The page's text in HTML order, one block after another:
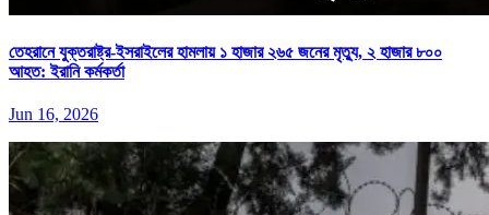
তেহরানে যুক্তরাষ্ট্র-ইসরাইলের হামলায় ১ হাজার ২৬৫ জনের মৃত্যু, ২ হাজার ৮০০
আহত: ইরানি কর্মকর্তা
Jun 16, 2026